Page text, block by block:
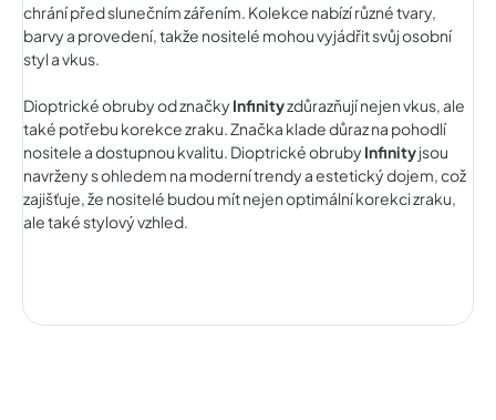
chrání před slunečním zářením. Kolekce nabízí různé tvary,
barvy a provedení, takže nositelé mohou vyjádřit svůj osobní
styl a vkus.
Dioptrické obruby od značkyInfinityzdůrazňují nejen vkus, ale
také potřebu korekce zraku. Značka klade důraz na pohodlí
nositele a dostupnou kvalitu. Dioptrické obrubyInfinityjsou
navrženy s ohledem na moderní trendy a estetický dojem, což
zajišťuje, že nositelé budou mít nejen optimální korekci zraku,
ale také stylový vzhled.